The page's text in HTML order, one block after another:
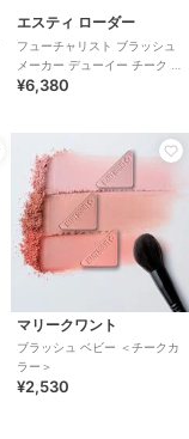
エスティ ローダー
フューチャリスト ブラッシュ
メーカー デューイー チーク テ
ィント
¥6,380
マリークワント
ブラッシュ ベビー ＜チークカ
ラー＞
¥2,530